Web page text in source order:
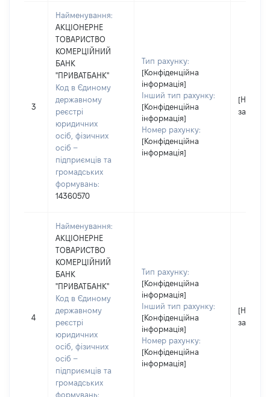
3
Найменування:
АКЦІОНЕРНЕ
ТОВАРИСТВО
КОМЕРЦІЙНИЙ
БАНК
"ПРИВАТБАНК"
Код в Єдиному
державному
реєстрі
юридичних
осіб, фізичних
осіб –
підприємців та
громадських
формувань:
14360570
Тип рахунку:
[Конфіденційна
інформація]
Інший тип рахунку:
[Конфіденційна
інформація]
Номер рахунку:
[Конфіденційна
інформація]
[Не
4
Найменування:
АКЦІОНЕРНЕ
ТОВАРИСТВО
КОМЕРЦІЙНИЙ
БАНК
"ПРИВАТБАНК"
Код в Єдиному
державному
реєстрі
юридичних
осіб, фізичних
осіб –
підприємців та
громадських
формувань:
Тип рахунку:
[Конфіденційна
інформація]
Інший тип рахунку:
[Конфіденційна
інформація]
Номер рахунку:
[Конфіденційна
інформація]
[Не